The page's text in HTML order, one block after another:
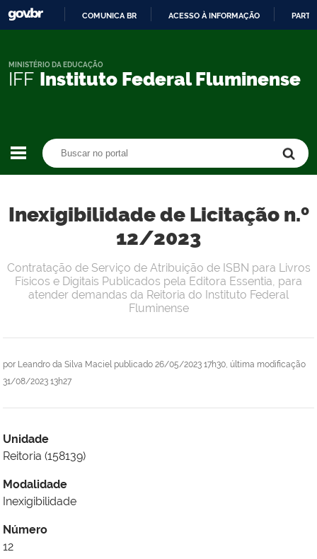
CONTEÚDO
COMUNICA BR ACESSO À INFORMAÇÃO
IFF Instituto Federal Fluminense
MINISTÉRIO DA EDUCAÇÃO
Inexigibilidade de Licitação n.º
12/2023
por Leandro da Silva Maciel publicado 26/05/2023 17h30, última modificação
31/08/2023 13h27
Contratação de Serviço de Atribuição de ISBN para Livros
Físicos e Digitais Publicados pela Editora Essentia, para
atender demandas da Reitoria do Instituto Federal
Fluminense
Unidade
Reitoria (158139)
Modalidade
Inexigibilidade
Número
12